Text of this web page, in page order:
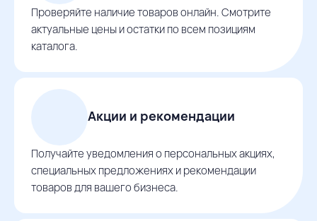
Проверяйте наличие товаров онлайн. Смотрите
актуальные цены и остатки по всем позициям
каталога.
Акции и рекомендации
Получайте уведомления о персональных акциях,
специальных предложениях и рекомендации
товаров для вашего бизнеса.